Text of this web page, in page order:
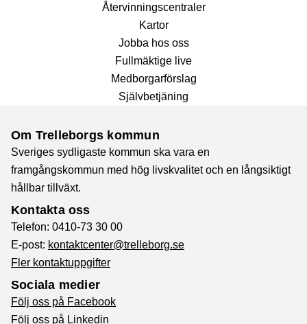
Återvinnings­centraler
Kartor
Jobba hos oss
Fullmäktige live
Medborgarförslag
Självbetjäning
Om Trelleborgs kommun
Sveriges sydligaste kommun ska vara en
framgångskommun med hög livskvalitet och en långsiktigt
hållbar tillväxt.
Kontakta oss
Telefon: 0410-73 30 00
E-post: kontaktcenter@trelleborg.se
Fler kontaktuppgifter
Sociala medier
Följ oss på Facebook
Följ oss på Linkedin